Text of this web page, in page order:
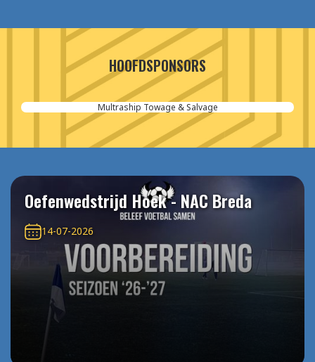
HOOFDSPONSORS
Multraship Towage & Salvage
Oefenwedstrijd Hoek - NAC Breda
14-07-2026